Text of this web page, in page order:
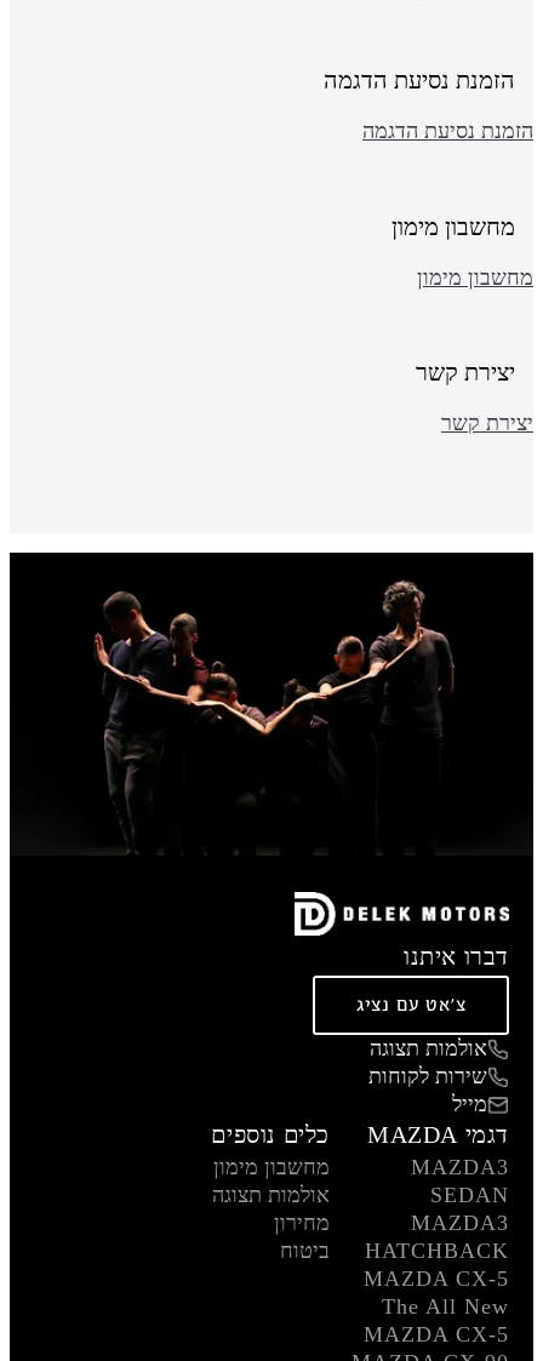
הזמנת נסיעת הדגמה
נסיעת הדגמה
מחשבון מימון
מימון
יצירת קשר
קשר
דברו איתנו
צ'אט עם נציג
אולמות תצוגה
שירות לקוחות
מייל
דגמי MAZDA
MAZDA3
SEDAN
MAZDA3
HATCHBACK
MAZDA CX-5
The All New
MAZDA CX-5
כלים נוספים
מחשבון מימון
אולמות תצוגה
מחירון
ביטוח